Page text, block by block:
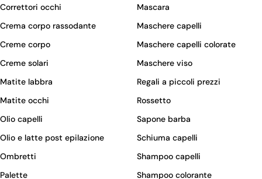
Correttori occhi
Crema corpo rassodante
Creme corpo
Creme solari
Mascara
Maschere capelli
Maschere capelli colorate
Maschere viso
Matite labbra
Matite occhi
Olio capelli
Olio e latte post epilazione
Ombretti
Palette
Regali a piccoli prezzi
Rossetto
Sapone barba
Schiuma capelli
Shampoo capelli
Shampoo colorante